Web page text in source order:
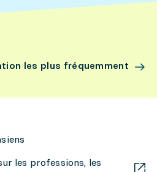
les plus fréquemment
les professions, les